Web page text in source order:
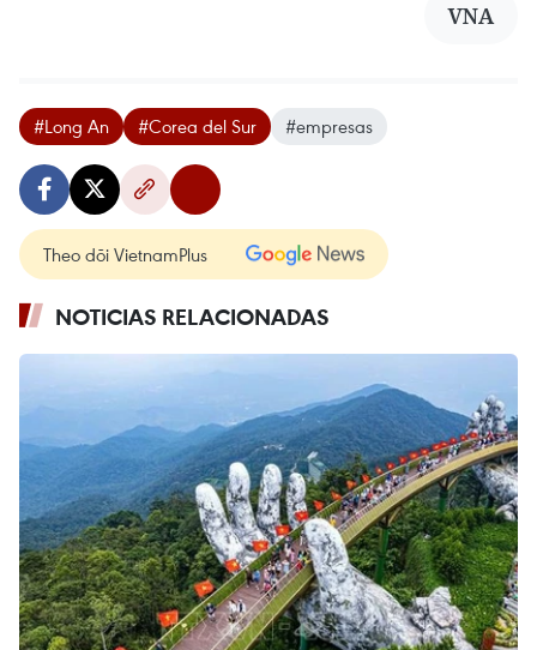
VNA
#Long An #Corea del Sur #empresas
Theo dõi VietnamPlus
NOTICIAS RELACIONADAS